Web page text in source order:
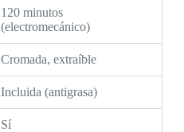
120 minutos
(electromecánico)
Cromada, extraíble
Incluida (antigrasa)
Sí